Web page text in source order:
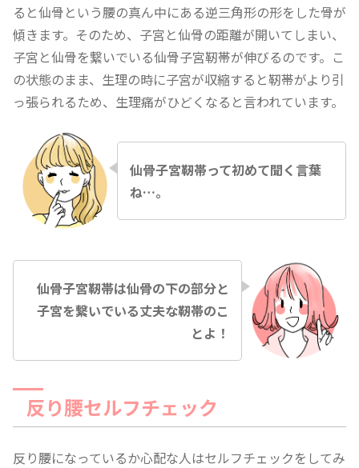
ると仙骨という腰の真ん中にある逆三角形の形をした骨が
傾きます。そのため、子宮と仙骨の距離が開いてしまい、
子宮と仙骨を繋いでいる仙骨子宮靭帯が伸びるのです。こ
の状態のまま、生理の時に子宮が収縮すると靭帯がより引
っ張られるため、生理痛がひどくなると言われています。
仙骨子宮靭帯って初めて聞く言葉
ね…。
仙骨子宮靭帯は仙骨の下の部分と
子宮を繋いでいる丈夫な靭帯のこ
とよ！
反り腰セルフチェック
反り腰になっているか心配な人はセルフチェックをしてみ